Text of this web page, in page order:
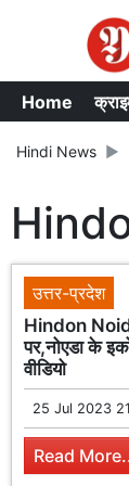
Home
Hindi News
उत्तर-प्रदेश
Hindon
पर,नोएडा के
वीडियो
25 Jul 2023
Read